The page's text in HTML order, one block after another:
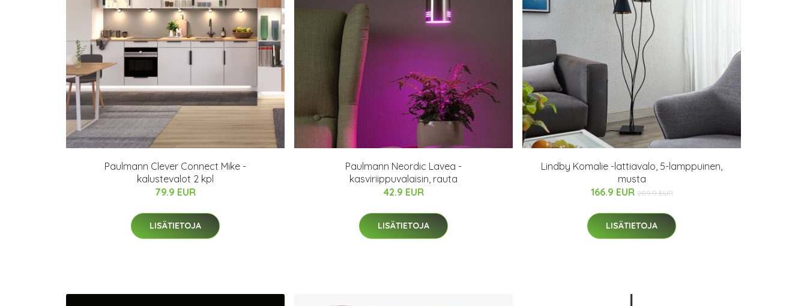
Paulmann Clever Connect Mike -
kalustevalot 2 kpl
79.9 EUR
LISÄTIETOJA
Paulmann Neordic Lavea -
kasviriippuvalaisin, rauta
42.9 EUR
LISÄTIETOJA
Lindby Komalie -lattiavalo, 5-lamppuinen,
musta
166.9 EUR 209.9 EUR
LISÄTIETOJA